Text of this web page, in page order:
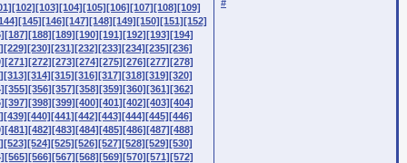
#
[102][103][104][105][106][107][108][109]
[145][146][147][148][149][150][151][152]
[187][188][189][190][191][192][193][194]
[229][230][231][232][233][234][235][236]
[271][272][273][274][275][276][277][278]
[313][314][315][316][317][318][319][320]
[355][356][357][358][359][360][361][362]
[397][398][399][400][401][402][403][404]
[439][440][441][442][443][444][445][446]
[481][482][483][484][485][486][487][488]
[523][524][525][526][527][528][529][530]
[565][566][567][568][569][570][571][572]